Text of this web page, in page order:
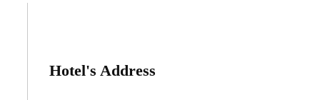
Hotel's Address